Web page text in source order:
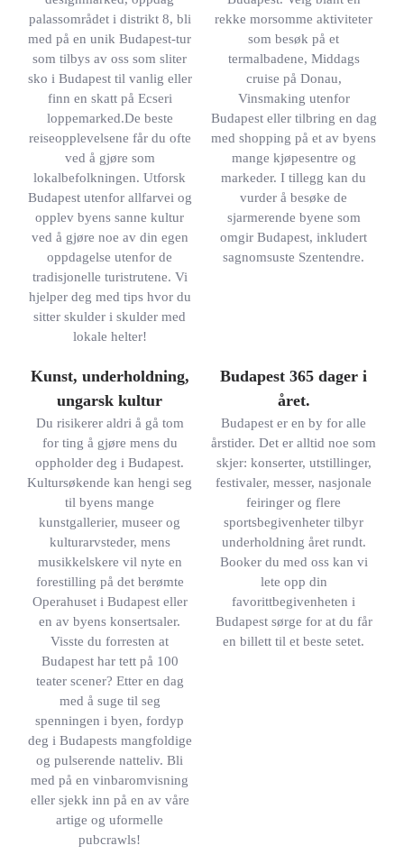
palassområdet i distrikt 8, bli
med på en unik Budapest-tur
som tilbys av oss som sliter
sko i Budapest til vanlig eller
finn en skatt på Ecseri
loppemarked.De beste
reiseopplevelsene får du ofte
ved å gjøre som
lokalbefolkningen. Utforsk
Budapest utenfor allfarvei og
opplev byens sanne kultur
ved å gjøre noe av din egen
oppdagelse utenfor de
tradisjonelle turistrutene. Vi
hjelper deg med tips hvor du
sitter skulder i skulder med
lokale helter!
rekke morsomme aktiviteter
som besøk på et
termalbadene, Middags
cruise på Donau,
Vinsmaking utenfor
Budapest eller tilbring en dag
med shopping på et av byens
mange kjøpesentre og
markeder. I tillegg kan du
vurder å besøke de
sjarmerende byene som
omgir Budapest, inkludert
sagnomsuste Szentendre.
Kunst, underholdning,
ungarsk kultur
Du risikerer aldri å gå tom
for ting å gjøre mens du
oppholder deg i Budapest.
Kultursøkende kan hengi seg
til byens mange
kunstgallerier, museer og
kulturarvsteder, mens
musikkelskere vil nyte en
forestilling på det berømte
Operahuset i Budapest eller
en av byens konsertsaler.
Visste du forresten at
Budapest har tett på 100
teater scener? Etter en dag
med å suge til seg
spenningen i byen, fordyp
deg i Budapests mangfoldige
og pulserende natteliv. Bli
med på en vinbaromvisning
eller sjekk inn på en av våre
artige og uformelle
pubcrawls!
Budapest 365 dager i
året.
Budapest er en by for alle
årstider. Det er alltid noe som
skjer: konserter, utstillinger,
festivaler, messer, nasjonale
feiringer og flere
sportsbegivenheter tilbyr
underholdning året rundt.
Booker du med oss kan vi
lete opp din
favorittbegivenheten i
Budapest sørge for at du får
en billett til et beste setet.